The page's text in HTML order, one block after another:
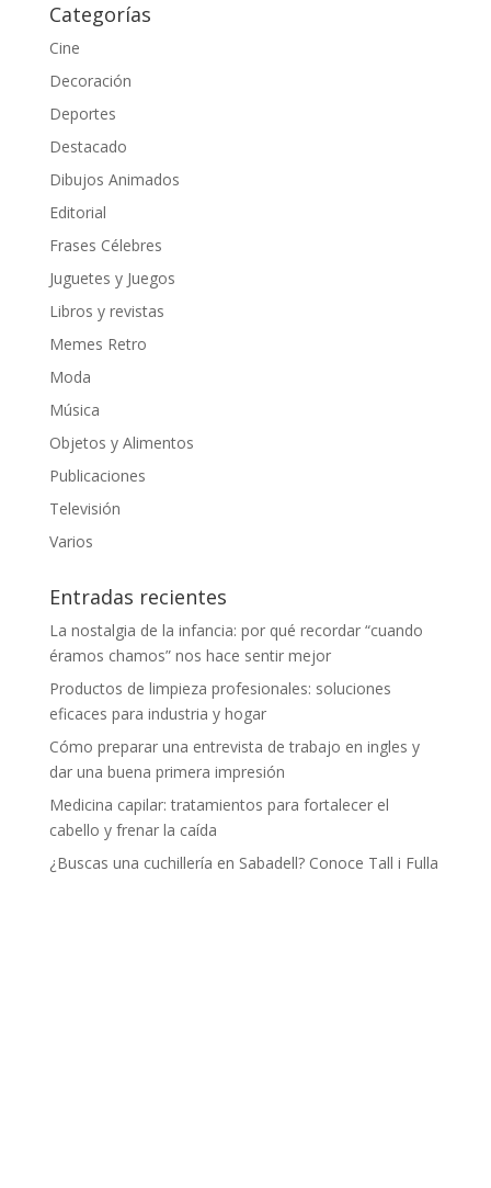
Categorías
Cine
Decoración
Deportes
Destacado
Dibujos Animados
Editorial
Frases Célebres
Juguetes y Juegos
Libros y revistas
Memes Retro
Moda
Música
Objetos y Alimentos
Publicaciones
Televisión
Varios
Entradas recientes
La nostalgia de la infancia: por qué recordar “cuando
éramos chamos” nos hace sentir mejor
Productos de limpieza profesionales: soluciones
eficaces para industria y hogar
Cómo preparar una entrevista de trabajo en ingles y
dar una buena primera impresión
Medicina capilar: tratamientos para fortalecer el
cabello y frenar la caída
¿Buscas una cuchillería en Sabadell? Conoce Tall i Fulla